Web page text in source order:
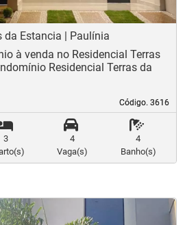
da Estancia | Paulínia
Código. 3616
Código. 3616
à venda no Residencial Terras
Residencial Terras da
3
4
Vaga(s)
4
Banho(s)